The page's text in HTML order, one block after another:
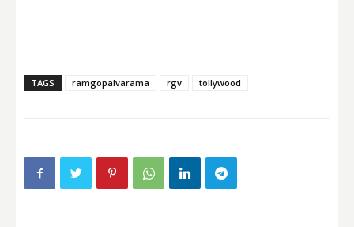
TAGS ramgopalvarama rgv tollywood